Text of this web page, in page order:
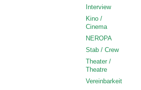
Interview
Kino /
Cinema
NEROPA
Stab / Crew
Theater /
Theatre
Vereinbarkeit